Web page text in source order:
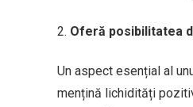
Oferă posibilitatea
Un aspect esențial al
mențină lichidități